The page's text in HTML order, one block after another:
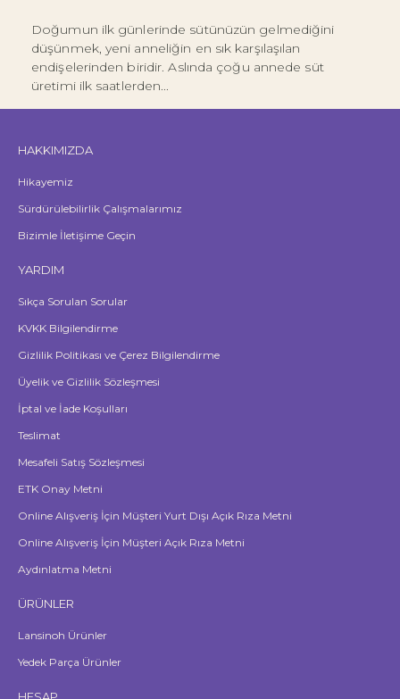
Doğumun ilk günlerinde sütünüzün gelmediğini
düşünmek, yeni anneliğin en sık karşılaşılan
endişelerinden biridir. Aslında çoğu annede süt
üretimi ilk saatlerden...
HAKKIMIZDA
Hikayemiz
Sürdürülebilirlik Çalışmalarımız
Bizimle İletişime Geçin
YARDIM
Sıkça Sorulan Sorular
KVKK Bilgilendirme
Gizlilik Politikası ve Çerez Bilgilendirme
Üyelik ve Gizlilik Sözleşmesi
İptal ve İade Koşulları
Teslimat
Mesafeli Satış Sözleşmesi
ETK Onay Metni
Online Alışveriş İçin Müşteri Yurt Dışı Açık Rıza Metni
Online Alışveriş İçin Müşteri Açık Rıza Metni
Aydınlatma Metni
ÜRÜNLER
Lansinoh Ürünler
Yedek Parça Ürünler